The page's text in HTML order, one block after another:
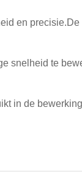
en
snelheid te
in de